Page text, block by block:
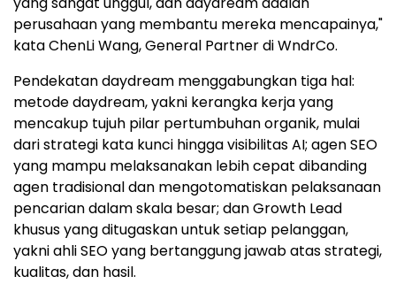
perusahaan yang membantu mereka mencapainya,"
kata ChenLi Wang, General Partner di WndrCo.
Pendekatan daydream menggabungkan tiga hal:
metode daydream, yakni kerangka kerja yang
mencakup tujuh pilar pertumbuhan organik, mulai
dari strategi kata kunci hingga visibilitas AI; agen SEO
yang mampu melaksanakan lebih cepat dibanding
agen tradisional dan mengotomatiskan pelaksanaan
pencarian dalam skala besar; dan Growth Lead
khusus yang ditugaskan untuk setiap pelanggan,
yakni ahli SEO yang bertanggung jawab atas strategi,
kualitas, dan hasil.